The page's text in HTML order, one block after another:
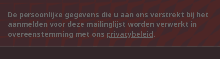
De persoonlijke gegevens die u aan ons verstrekt bij het
aanmelden voor deze mailinglijst worden verwerkt in
overeenstemming met ons privacybeleid.